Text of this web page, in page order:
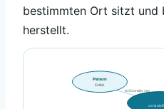
bestimmten Ort sitzt und
herstellt.
ist Gründer von
Person
Entität
zentrale